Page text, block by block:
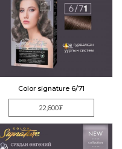
Color signature 6/71
22,600₮